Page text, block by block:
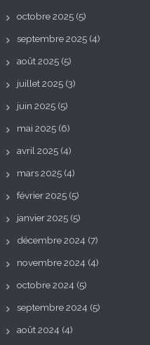
octobre 2025 (5)
septembre 2025 (4)
août 2025 (5)
juillet 2025 (3)
juin 2025 (5)
mai 2025 (6)
avril 2025 (4)
mars 2025 (4)
février 2025 (5)
janvier 2025 (5)
décembre 2024 (7)
novembre 2024 (4)
octobre 2024 (5)
septembre 2024 (5)
août 2024 (4)